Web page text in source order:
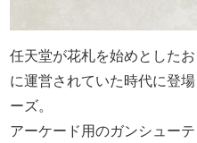
任天堂が花札を始めとした
に運営されていた時代に登
ーズ。
アーケード用のガンシュー